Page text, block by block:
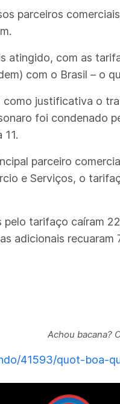
parceiros
atingido, com as
com o Brasil – o
como justificativa o
foi condenado
parceiro
e Serviços, o
tarifaço caíram
adicionais
Achou bacana?
41593/quot-boa-